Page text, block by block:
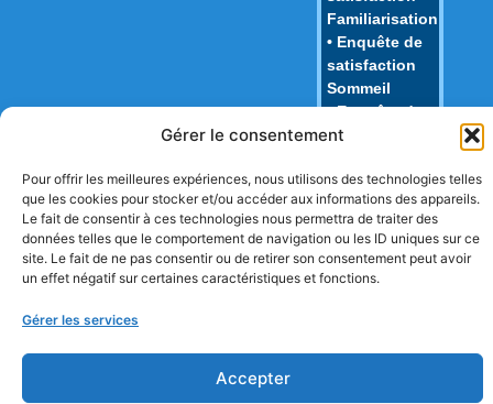
Gérer le consentement
Pour offrir les meilleures expériences, nous utilisons des technologies telles
que les cookies pour stocker et/ou accéder aux informations des appareils.
Le fait de consentir à ces technologies nous permettra de traiter des
données telles que le comportement de navigation ou les ID uniques sur ce
site. Le fait de ne pas consentir ou de retirer son consentement peut avoir
un effet négatif sur certaines caractéristiques et fonctions.
Gérer les services
Accepter
Familiarisation
• Enquête de
satisfaction
Sommeil
• Enquête de
satisfaction
• Enquête de
satisfaction
Juridique
• Enquête de
Nouvelles
Copyright © TPMA 2018 Tous droits réservés.Mentions légales